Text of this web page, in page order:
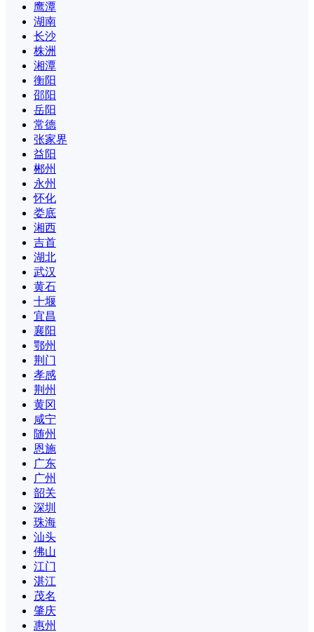
鹰潭
湖南
长沙
株洲
湘潭
衡阳
邵阳
岳阳
常德
张家界
益阳
郴州
永州
怀化
娄底
湘西
吉首
湖北
武汉
黄石
十堰
宜昌
襄阳
鄂州
荆门
孝感
荆州
黄冈
咸宁
随州
恩施
广东
广州
韶关
深圳
珠海
汕头
佛山
江门
湛江
茂名
肇庆
惠州